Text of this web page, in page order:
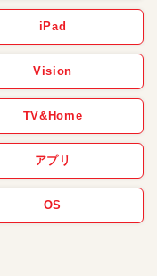
iPad
Vision
TV&Home
アプリ
OS